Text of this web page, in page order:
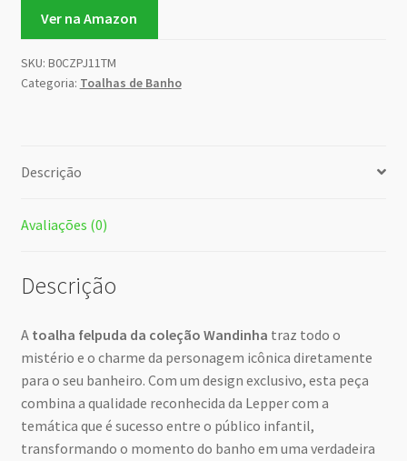
Ver na Amazon
SKU: B0CZPJ11TM
Categoria: Toalhas de Banho
Descrição
Avaliações (0)
Descrição
A toalha felpuda da coleção Wandinha traz todo o
mistério e o charme da personagem icônica diretamente
para o seu banheiro. Com um design exclusivo, esta peça
combina a qualidade reconhecida da Lepper com a
temática que é sucesso entre o público infantil,
transformando o momento do banho em uma verdadeira